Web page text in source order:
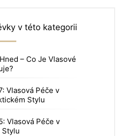
v této kategorii
– Co Je Vlasové
Vlasová Péče v
Stylu
Vlasová Péče v
Stylu